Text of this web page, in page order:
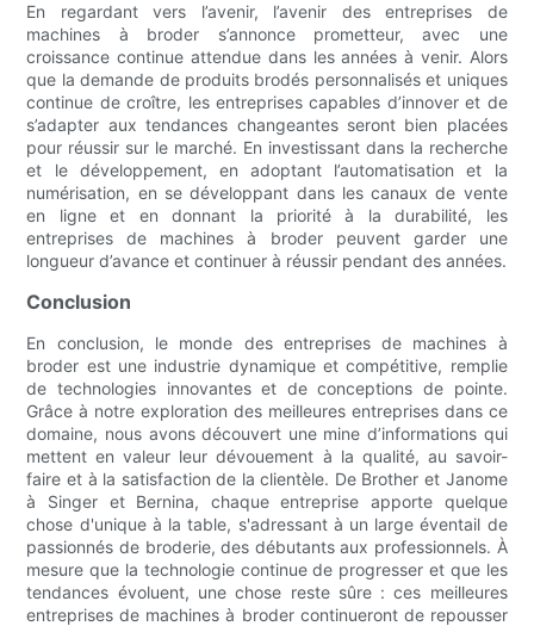
En regardant vers l’avenir, l’avenir des entreprises de
machines à broder s’annonce prometteur, avec une
croissance continue attendue dans les années à venir. Alors
que la demande de produits brodés personnalisés et uniques
continue de croître, les entreprises capables d’innover et de
s’adapter aux tendances changeantes seront bien placées
pour réussir sur le marché. En investissant dans la recherche
et le développement, en adoptant l’automatisation et la
numérisation, en se développant dans les canaux de vente
en ligne et en donnant la priorité à la durabilité, les
entreprises de machines à broder peuvent garder une
longueur d’avance et continuer à réussir pendant des années.
Conclusion
En conclusion, le monde des entreprises de machines à
broder est une industrie dynamique et compétitive, remplie
de technologies innovantes et de conceptions de pointe.
Grâce à notre exploration des meilleures entreprises dans ce
domaine, nous avons découvert une mine d’informations qui
mettent en valeur leur dévouement à la qualité, au savoir-
faire et à la satisfaction de la clientèle. De Brother et Janome
à Singer et Bernina, chaque entreprise apporte quelque
chose d'unique à la table, s'adressant à un large éventail de
passionnés de broderie, des débutants aux professionnels. À
mesure que la technologie continue de progresser et que les
tendances évoluent, une chose reste sûre : ces meilleures
entreprises de machines à broder continueront de repousser